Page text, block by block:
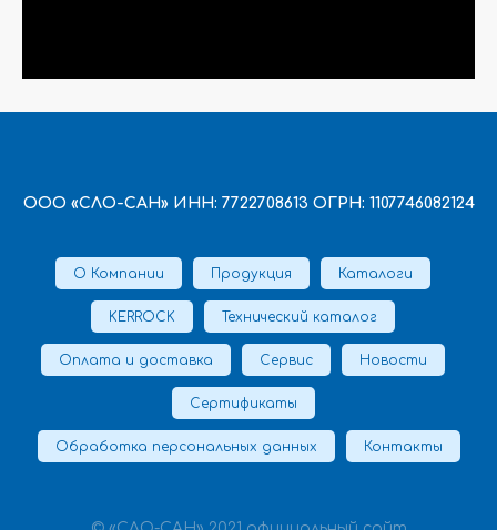
ООО «СЛО-САН» ИНН: 7722708613 ОГРН: 1107746082124
О Компании Продукция Каталоги
KERROCK Технический каталог
Оплата и доставка Сервис Новости
Сертификаты
Обработка персональных данных Контакты